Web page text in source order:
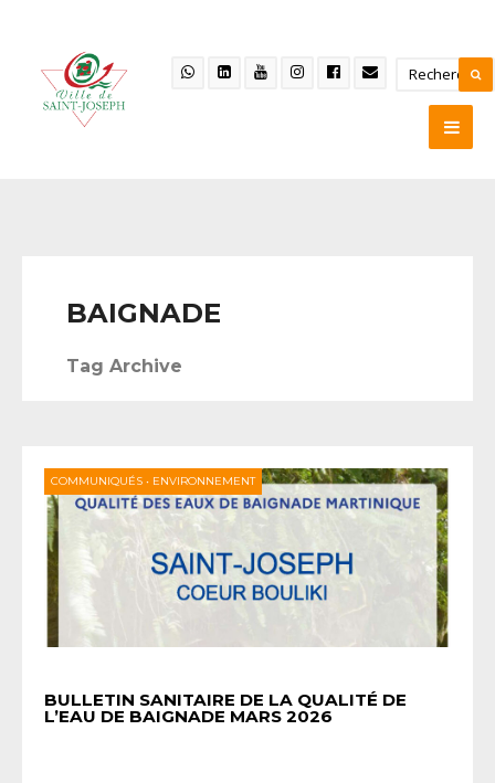
BAIGNADE
Tag Archive
COMMUNIQUÉS • ENVIRONNEMENT
BULLETIN SANITAIRE DE LA QUALITÉ DE
L’EAU DE BAIGNADE MARS 2026